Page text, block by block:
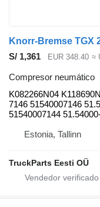
S/ 1,361 EUR 348.40 ≈
Compresor neumático
K082266N04
7146 51540007146
51540007144
Estonia, Tallinn
TruckParts Eesti OÜ